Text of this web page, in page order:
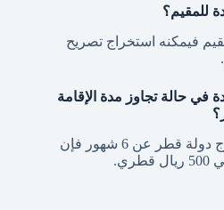
للمقيم؟
فيمكنه استخراج تصريح
في حالة تجاوز مدة الإقامة
في حالة تجاوز مدة الإقامة خارج دولة قطر عن 6 شهور فإن